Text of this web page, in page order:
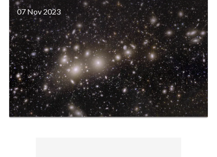
07 Nov 2023